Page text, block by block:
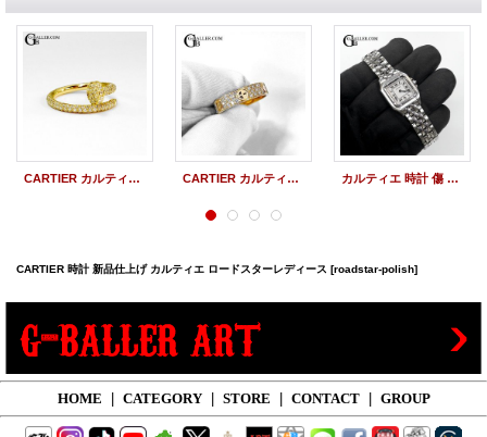
CARTIER カルティエ ジュストアンクル リング 新品仕上げ ポリッシュ加工（アフターダイヤ製品） CARTIER カルティエ ラブリング #24 新品仕上げ ポリッシュ加工（アフターダイヤ製品） カルティエ 時計 傷 修理 オーバーホール 新品仕上げ
CARTIER 時計 新品仕上げ カルティエ ロードスターレディース [roadstar-polish]
HOME | CATEGORY | STORE | CONTACT | GROUP